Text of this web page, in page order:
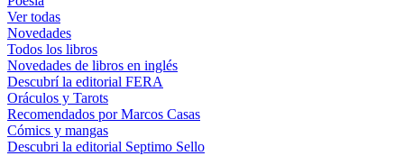
Ver todas
Novedades
Todos los libros
Novedades de libros en inglés
Descubrí la editorial FERA
Oráculos y Tarots
Recomendados por Marcos Casas
Cómics y mangas
Descubri la editorial Septimo Sello